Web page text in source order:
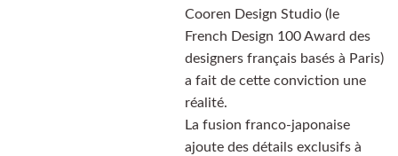
Cooren Design Studio (le
French Design 100 Award des
designers français basés à Paris)
a fait de cette conviction une
réalité.
La fusion franco-japonaise
ajoute des détails exclusifs à